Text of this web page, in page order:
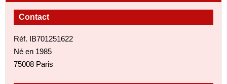
Contact
Réf. IB701251622
Né en 1985
75008 Paris